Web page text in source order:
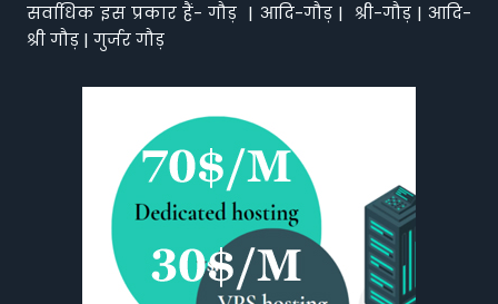
सर्वाधिक इस प्रकार हैं- गौड़ | आदि-गौड़ | श्री-गौड़ | आदि-
श्री गौड़ | गुर्जर गौड़